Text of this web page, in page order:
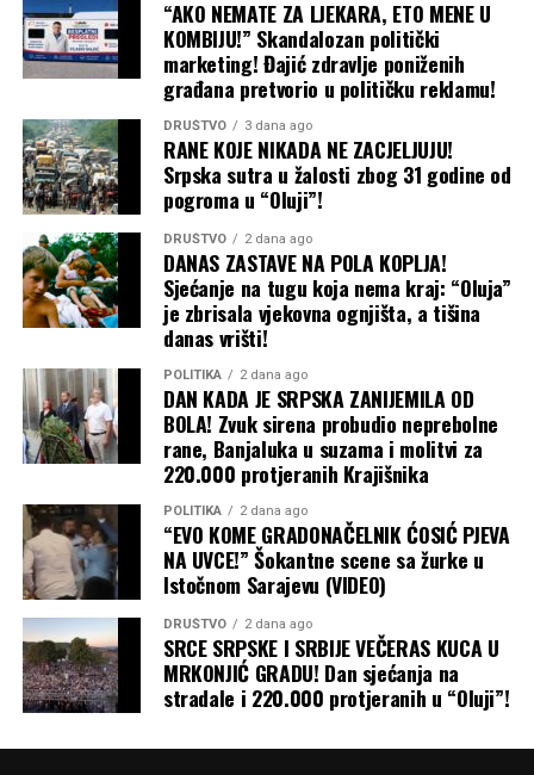
obustavi napade unutar Rusije. Međutim, malo je
vjerovatno da će ta strategija upaliti, navodi se u analizi
Tajma. Šta Ukrajina može da uradi
Podrška Evrope Ukrajini i dalje je čvrsta, a vlade koje trpe
posljedice poskupljenja prije će okriviti Moskvu nego
Kijev. Ipak, Putin očajnički želi pobjede na frontu, pa će
gurati po svom čak i bez čiste i ubjedljive pobjede na
pomolu. Isto tako, ne treba očekivati ni obnovu
sporazuma postignutog pod okriljem Ujedinjenih nacija
u julu 2022. godine, koji je ranije omogućio bezbjednu
plovidbu do i iz ukrajinskih luka.
Baš kao što je kriza u Ormuskom moreuzu primorala
susjedne zemlje da grozničavo traže nove puteve za
izvoz nafte iz Persijskog zaliva, tako bi i Ukrajina mogla
da preusmjeri izvoz žita preko Dunava, rumunskih luka i
željeznice, kao što je to činila na početku rata. Ali, kao i
tada, ta alternativna rješenja su skupa i logistički znatno
komplikovanija.
Zbog svega ovoga, priroda ruskog rata protiv Ukrajine
nastaviće da se mijenja dok obje strane traže način da
prekinu pat-poziciju na frontu u svoju korist. A
ekonomska šteta, koja se osjeća daleko izvan granica
Ukrajine i Rusije, nastaviće da se gomila, piše Blic.
“AKO NEMATE ZA LJEKARA, ETO MENE U
KOMBIJU!” Skandalozan politički
marketing! Đajić zdravlje poniženih
građana pretvorio u političku reklamu!
DRUŠTVO 3 dana ago
RANE KOJE NIKADA NE ZACJELJUJU!
Srpska sutra u žalosti zbog 31 godine od
pogroma u “Oluji”!
DRUŠTVO 2 dana ago
DANAS ZASTAVE NA POLA KOPLJA!
Sjećanje na tugu koja nema kraj: “Oluja”
je zbrisala vjekovna ognjišta, a tišina
danas vrišti!
POLITIKA 2 dana ago
DAN KADA JE SRPSKA ZANIJEMILA OD
BOLA! Zvuk sirena probudio neprebolne
rane, Banjaluka u suzama i molitvi za
220.000 protjeranih Krajišnika
POLITIKA 2 dana ago
“EVO KOME GRADONAČELNIK ĆOSIĆ PJEVA
NA UVCE!” Šokantne scene sa žurke u
Istočnom Sarajevu (VIDEO)
DRUŠTVO 2 dana ago
SRCE SRPSKE I SRBIJE VEČERAS KUCA U
MRKONJIĆ GRADU! Dan sjećanja na
stradale i 220.000 protjeranih u “Oluji”!